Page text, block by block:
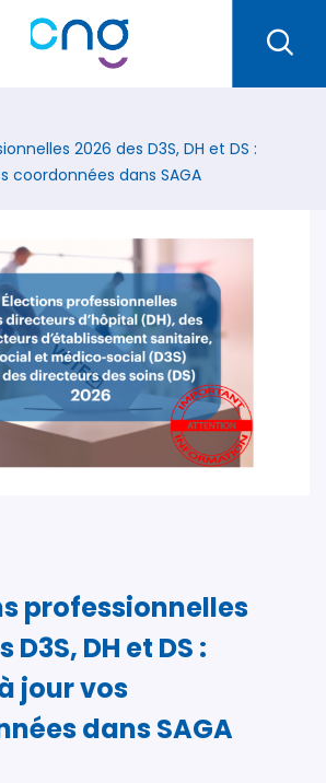
2026 des D3S, DH et DS :
coordonnées dans SAGA
professionnelles
D3S, DH et DS :
jour vos
dans SAGA